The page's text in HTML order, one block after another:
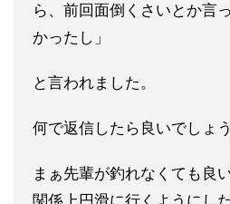
ら、前回面倒くさいとか言
かったし 」
と言われました。
何で返信したら良いでしょ
まぁ先輩が釣れなくても良
関係上円滑に行く ようにし